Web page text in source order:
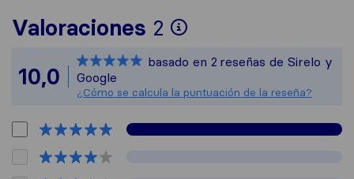
Valoraciones 2
Para ofrecerte
Todas las
10,0
basado en 2 reseñas de Sirelo y
Google
¿Cómo se calcula la puntuación de la reseña?